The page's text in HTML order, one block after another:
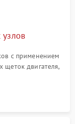
с применением
щеток двигателя,